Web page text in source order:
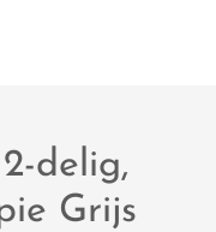
delig,
Grijs